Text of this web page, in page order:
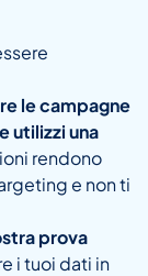
le campagne
utilizzi una
rendono
e non ti
prova
i tuoi dati in